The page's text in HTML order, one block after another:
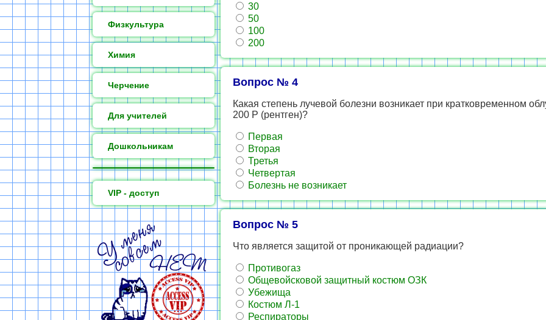
Физкультура
Химия
Черчение
Для учителей
Дошкольникам
VIP - доступ
30
50
100
200
Вопрос № 4
Какая степень лучевой болезни возникает при кратковременном
200 Р (рентген)?
Первая
Вторая
Третья
Четвертая
Болезнь не возникает
Вопрос № 5
Что является защитой от проникающей радиации?
Противогаз
Общевойсковой защитный костюм ОЗК
Убежища
Костюм Л-1
Респираторы